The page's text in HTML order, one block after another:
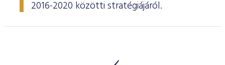
2016-2020 közötti stratégiájáról.